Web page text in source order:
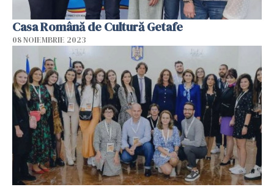
Casa Română de Cultură Getafe
08 NOIEMBRIE 2023